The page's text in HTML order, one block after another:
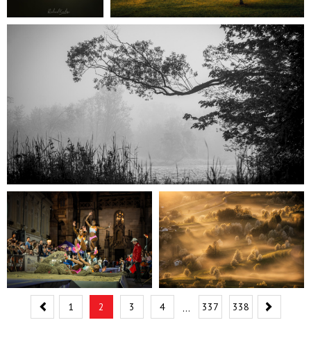
Predchádzajúca
1 2 3 4 … 337 338